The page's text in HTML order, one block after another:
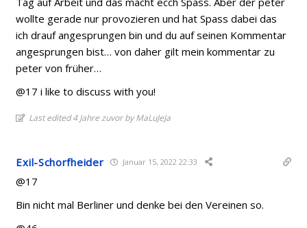
wollte gerade nur provozieren und hat Spass dabei das
ich drauf angesprungen bin und du auf seinen Kommentar
angesprungen bist… von daher gilt mein kommentar zu
peter von früher…
@17 i like to discuss with you!
Last edited 4 Jahre zuvor by MaLuJeJa
Exil-Schorfheider Januar 15, 2022 22:33
@17
Bin nicht mal Berliner und denke bei den Vereinen so.